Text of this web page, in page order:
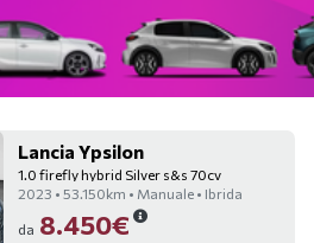
Lancia Ypsilon
1.0 firefly hybrid Silver s&s 70cv
2023 • 53.150km • Manuale • Ibrida
da 8.450€